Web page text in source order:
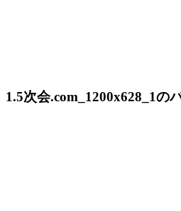
1.5次会.com_1200x628_1の